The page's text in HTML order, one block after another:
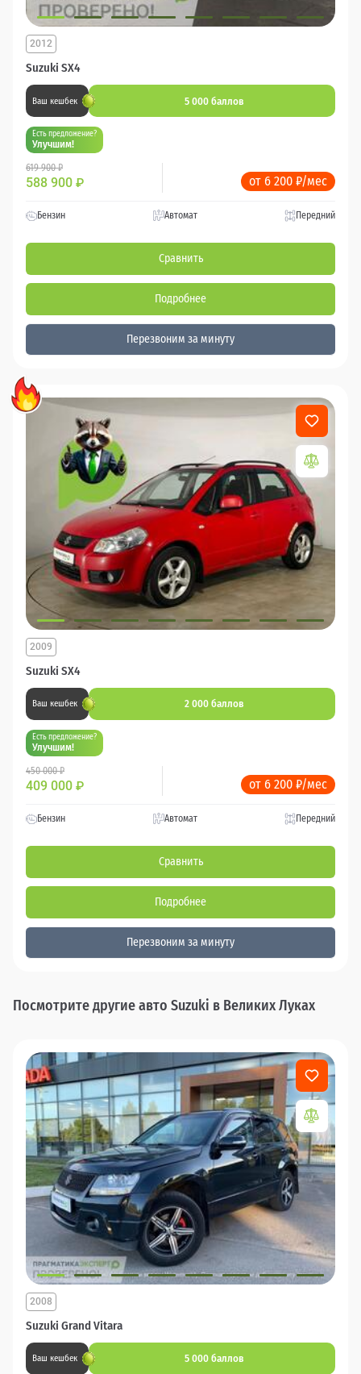
Suzuki SX4
2012
Ваш кешбек 5 000 баллов
Есть предложение?
Улучшим!
619 900 ₽
588 900 ₽ от 6 200 ₽/мес
Бензин Автомат Передний
Сравнить
Подробнее
Перезвоним за минуту
Suzuki SX4
2009
Ваш кешбек 2 000 баллов
Есть предложение?
Улучшим!
450 000 ₽
409 000 ₽ от 6 200 ₽/мес
Бензин Автомат Передний
Сравнить
Подробнее
Перезвоним за минуту
Посмотрите другие авто Suzuki в Великих Луках
Suzuki Grand Vitara
2008
Ваш кешбек 5 000 баллов